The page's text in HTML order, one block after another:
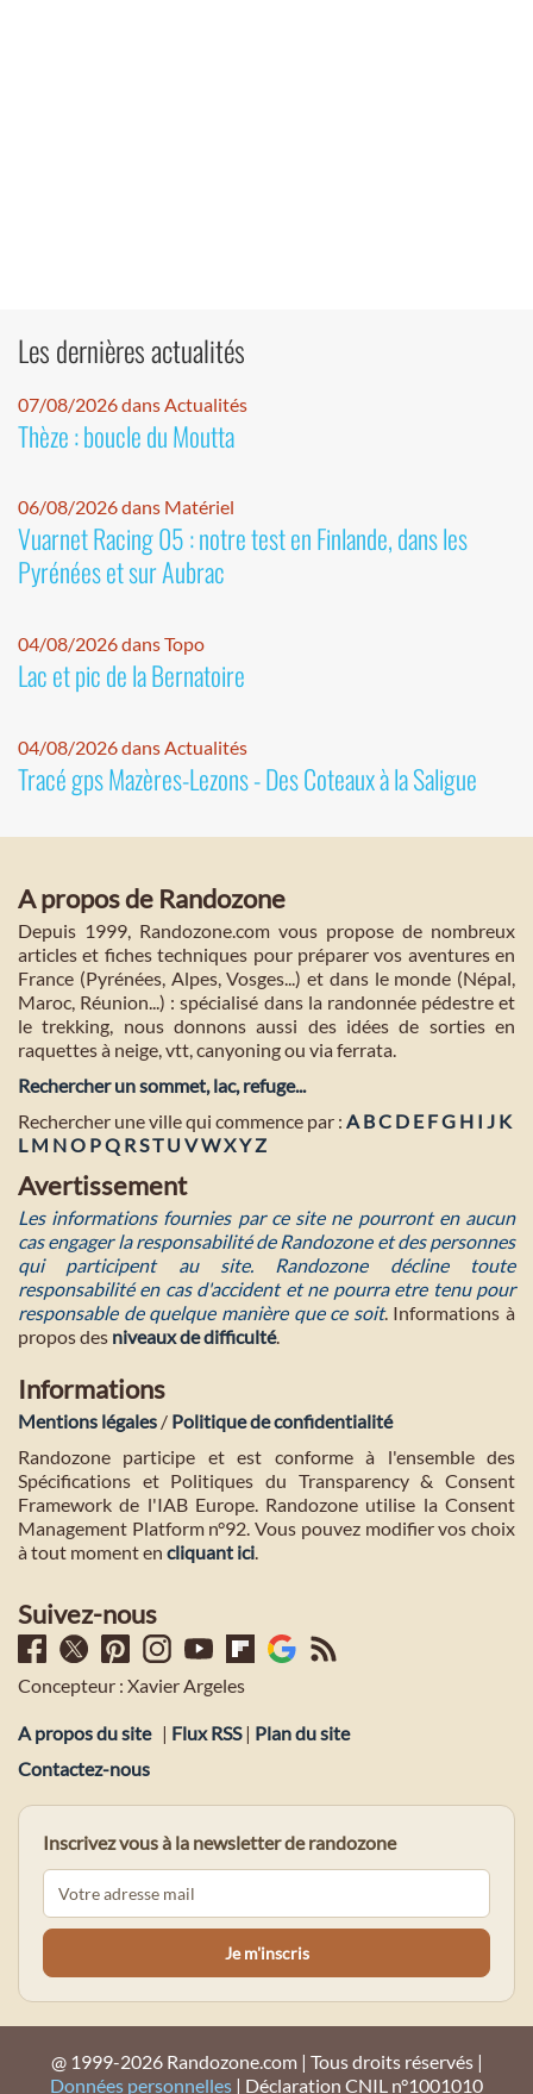
Les dernières actualités
07/08/2026 dans Actualités
Thèze : boucle du Moutta
06/08/2026 dans Matériel
Vuarnet Racing 05 : notre test en Finlande, dans les
Pyrénées et sur Aubrac
04/08/2026 dans Topo
Lac et pic de la Bernatoire
04/08/2026 dans Actualités
Tracé gps Mazères-Lezons - Des Coteaux à la Saligue
A propos de Randozone
Depuis 1999, Randozone.com vous propose de nombreux
articles et fiches techniques pour préparer vos aventures en
France (Pyrénées, Alpes, Vosges...) et dans le monde (Népal,
Maroc, Réunion...) : spécialisé dans la randonnée pédestre et
le trekking, nous donnons aussi des idées de sorties en
raquettes à neige, vtt, canyoning ou via ferrata.
Rechercher un sommet, lac, refuge...
Rechercher une ville qui commence par : A BC D E FG H I J K
L M NO PQ R ST U VWXY Z
Avertissement
Les informations fournies par ce site ne pourront en aucun
cas engager la responsabilité de Randozone et des personnes
qui participent au site. Randozone décline toute
responsabilité en cas d'accident et ne pourra etre tenu pour
responsable de quelque manière que ce soit. Informations à
propos des niveaux de difficulté.
Informations
Mentions légales / Politique de confidentialité
Randozone participe et est conforme à l'ensemble des
Spécifications et Politiques du Transparency & Consent
Framework de l'IAB Europe. Randozone utilise la Consent
Management Platform n°92. Vous pouvez modifier vos choix
à tout moment en cliquant ici
Suivez-nous
Concepteur : Xavier Argeles
A propos du site | Flux RSS| Plan du site
Contactez-nous
Inscrivez vous à la newsletter de randozone
@ 1999-2026 Randozone.com | Tous droits réservés |
Données personnelles | Déclaration CNIL n°1001010